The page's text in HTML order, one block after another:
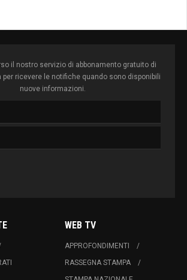
il nostro servizio di abbonamento gratuito di
ricevere le notifiche quando sono disponibili
nuove informazioni.
WEB TV
APPROFONDIMENTI
RASSEGNA STAMPA